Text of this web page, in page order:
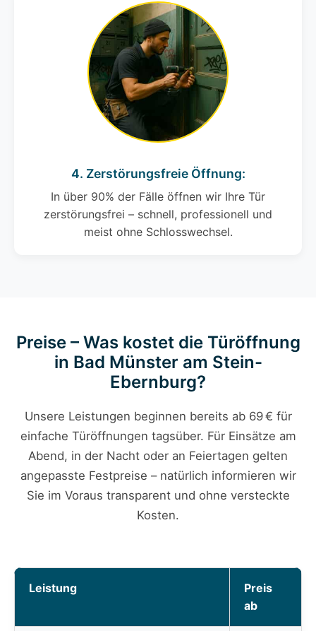
4. Zerstörungsfreie Öffnung:
In über 90% der Fälle öffnen wir Ihre Tür
zerstörungsfrei – schnell, professionell und
meist ohne Schlosswechsel.
Preise – Was kostet die Türöffnung
in Bad Münster am Stein-
Ebernburg?
Unsere Leistungen beginnen bereits ab 69 € für
einfache Türöffnungen tagsüber. Für Einsätze am
Abend, in der Nacht oder an Feiertagen gelten
angepasste Festpreise – natürlich informieren wir
Sie im Voraus transparent und ohne versteckte
Kosten.
Leistung
Preis
ab